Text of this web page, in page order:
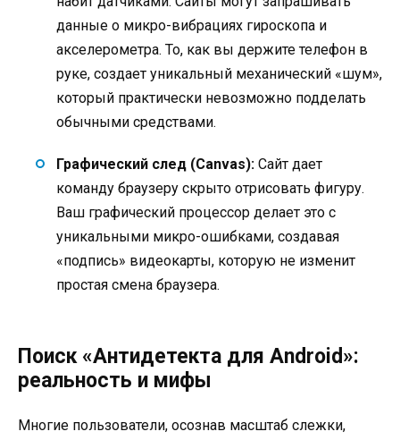
данные о микро-вибрациях гироскопа и
акселерометра. То, как вы держите телефон в
руке, создает уникальный механический «шум»,
который практически невозможно подделать
обычными средствами.
Графический след (Canvas): Сайт дает
команду браузеру скрыто отрисовать фигуру.
Ваш графический процессор делает это с
уникальными микро-ошибками, создавая
«подпись» видеокарты, которую не изменит
простая смена браузера.
Поиск «Антидетекта для Android»:
реальность и мифы
Многие пользователи, осознав масштаб слежки,